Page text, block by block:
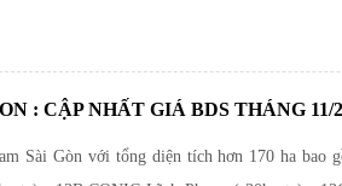
: CẬP NHẤT GIÁ BDS THÁNG 11/
Sài Gòn với tổng diện tích hơn 170 ha bao